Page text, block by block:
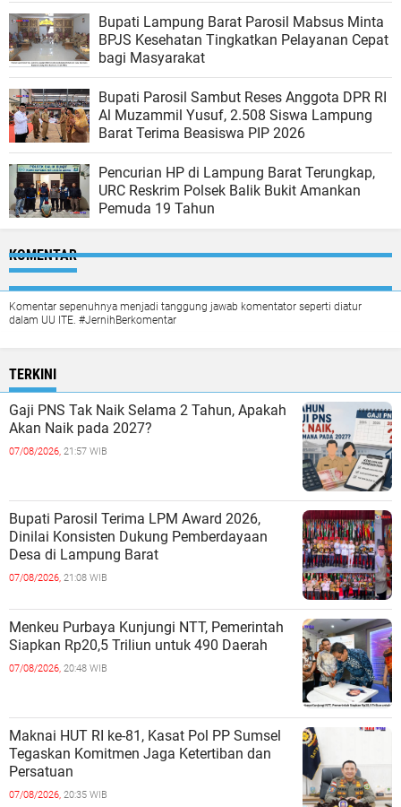
Bupati Lampung Barat Parosil Mabsus Minta
BPJS Kesehatan Tingkatkan Pelayanan Cepat
bagi Masyarakat
Bupati Parosil Sambut Reses Anggota DPR RI
Al Muzammil Yusuf, 2.508 Siswa Lampung
Barat Terima Beasiswa PIP 2026
Pencurian HP di Lampung Barat Terungkap,
URC Reskrim Polsek Balik Bukit Amankan
Pemuda 19 Tahun
KOMENTAR
Komentar sepenuhnya menjadi tanggung jawab komentator seperti diatur
dalam UU ITE. #JernihBerkomentar
TERKINI
Gaji PNS Tak Naik Selama 2 Tahun, Apakah
Akan Naik pada 2027?
07/08/2026, 21:57 WIB
Bupati Parosil Terima LPM Award 2026,
Dinilai Konsisten Dukung Pemberdayaan
Desa di Lampung Barat
07/08/2026, 21:08 WIB
Menkeu Purbaya Kunjungi NTT, Pemerintah
Siapkan Rp20,5 Triliun untuk 490 Daerah
07/08/2026, 20:48 WIB
Maknai HUT RI ke-81, Kasat Pol PP Sumsel
Tegaskan Komitmen Jaga Ketertiban dan
Persatuan
07/08/2026, 20:35 WIB